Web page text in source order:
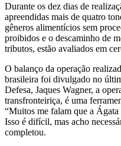
Durante os dez dias de
apreendidas mais de quatro
gêneros alimentícios sem
proibidos e o descaminho de
tributos, estão avaliados em
O balanço da operação
brasileira foi divulgado no
Defesa, Jaques Wagner, a
transfronteiriça, é uma
“Muitos me falam que a
Isso é difícil, mas acho
completou.